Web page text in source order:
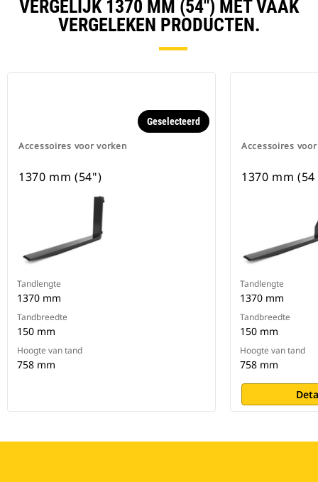
VERGELIJK 1370 MM (54") MET VAAK
VERGELEKEN PRODUCTEN.
Accessoires voor vorken
Geselecteerd
1370 mm (54")
Tandlengte
1370 mm
Tandbreedte
150 mm
Hoogte van tand
758 mm
Accessoires
1370 mm
Tandlengte
1370 mm
Tandbreedte
150 mm
Hoogte van tand
758 mm